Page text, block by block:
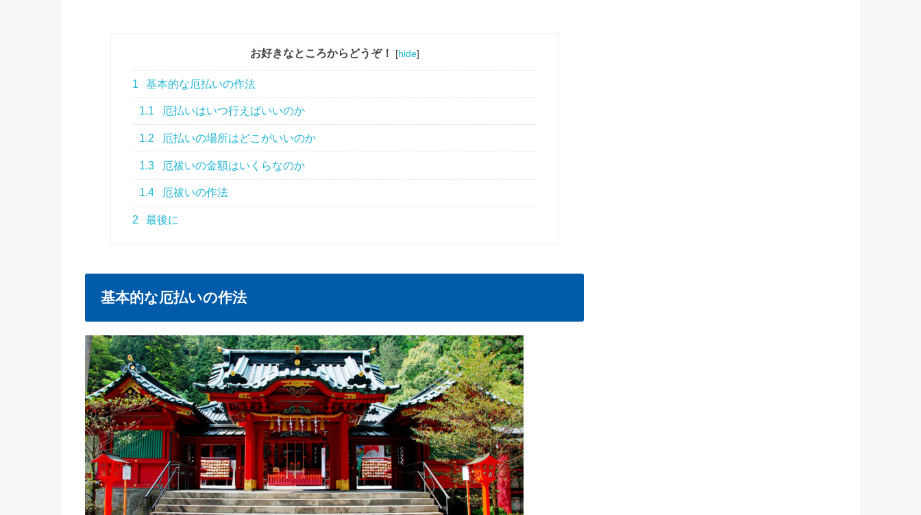
お好きなところからどうぞ！ [hide]
1 基本的な厄払いの作法
1.1 厄払いはいつ行えばいいのか
1.2 厄払いの場所はどこがいいのか
1.3 厄祓いの金額はいくらなのか
1.4 厄祓いの作法
2 最後に
基本的な厄払いの作法